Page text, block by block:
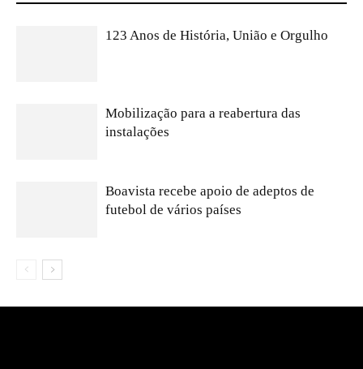
123 Anos de História, União e Orgulho
Mobilização para a reabertura das
instalações
Boavista recebe apoio de adeptos de
futebol de vários países